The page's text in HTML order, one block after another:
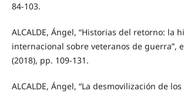
84-103.
ALCALDE, Ángel, “Historias del retorno: la
internacional sobre veteranos de guerra”,
(2018), pp. 109-131.
ALCALDE, Ángel, “La desmovilización de